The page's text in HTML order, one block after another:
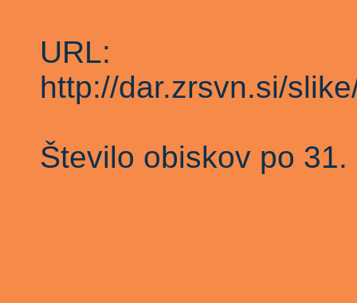
URL:
http://dar.zrsvn.si/
Število obiskov po